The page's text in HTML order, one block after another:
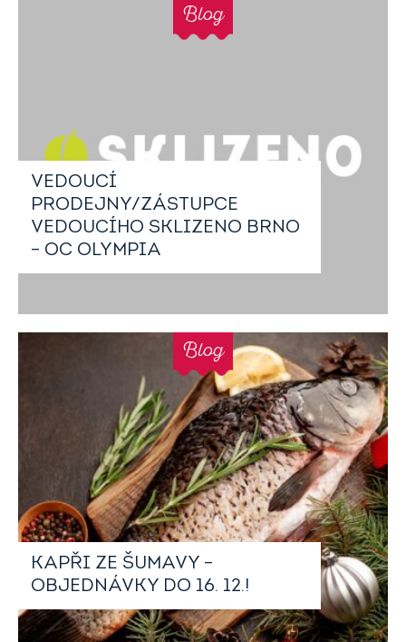
VEDOUCÍ
PRODEJNY/ZÁSTUPCE
VEDOUCÍHO SKLIZENO BRNO
– OC OLYMPIA
Blog
KAPŘI ZE ŠUMAVY –
OBJEDNÁVKY DO 16. 12.!
Blog